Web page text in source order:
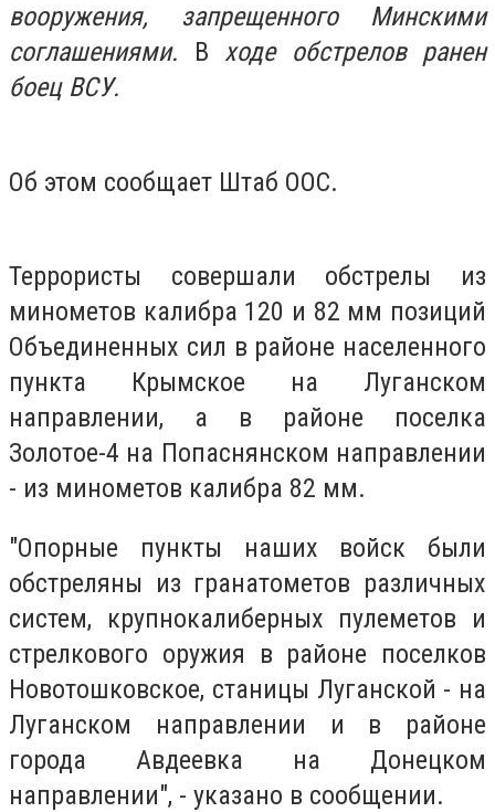
вооружения, запрещенного Минскими
соглашениями. В ходе обстрелов ранен
боец ВСУ.
Об этом сообщает Штаб ООС.
Террористы совершали обстрелы из
минометов калибра 120 и 82 мм позиций
Объединенных сил в районе населенного
пункта Крымское на Луганском
направлении, а в районе поселка
Золотое-4 на Попаснянском направлении
- из минометов калибра 82 мм.
"Опорные пункты наших войск были
обстреляны из гранатометов различных
систем, крупнокалиберных пулеметов и
стрелкового оружия в районе поселков
Новотошковское, станицы Луганской - на
Луганском направлении и в районе
города Авдеевка на Донецком
направлении", - указано в сообщении.